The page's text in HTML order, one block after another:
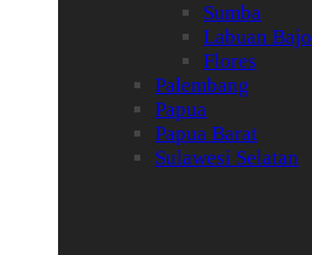
Sumba
Labuan Bajo
Flores
Palembang
Papua
Papua Barat
Sulawesi Selatan